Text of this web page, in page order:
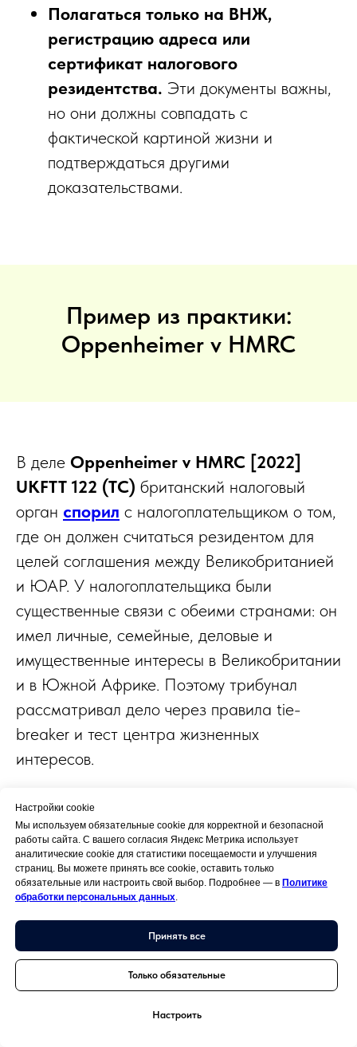
Полагаться только на ВНЖ,
регистрацию адреса или
сертификат налогового
резидентства. Эти документы важны,
но они должны совпадать с
фактической картиной жизни и
подтверждаться другими
доказательствами.
Пример из практики:
Oppenheimer v HMRC
В деле Oppenheimer v HMRC [2022]
UKFTT 122 (TC) британский налоговый
орган спорил с налогоплательщиком о том,
где он должен считаться резидентом для
целей соглашения между Великобританией
и ЮАР. У налогоплательщика были
существенные связи с обеими странами: он
имел личные, семейные, деловые и
имущественные интересы в Великобритании
и в Южной Африке. Поэтому трибунал
рассматривал дело через правила tie-
breaker и тест центра жизненных
интересов.
Важным обстоятельством было наличие
постоянного жилья в обеих странах. При
такой ситуации первый критерий не давал
окончательного ответа, поэтому трибунал
перешёл к оценке центра жизненных
интересов: где личные и экономические
отношения налогоплательщика были теснее.
Настройки cookie
Мы используем обязательные cookie для корректной и безопасной
работы сайта. С вашего согласия Яндекс Метрика использует
аналитические cookie для статистики посещаемости и улучшения
страниц. Вы можете принять все cookie, оставить только
обязательные или настроить свой выбор. Подробнее — в Политике
обработки персональных данных
Принять все
Только обязательные
Настроить